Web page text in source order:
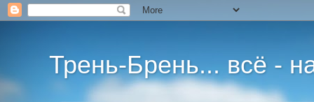
Трень-Брень... всё -